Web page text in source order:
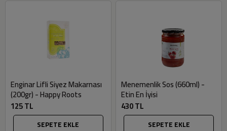
Enginar Lifli Siyez Makarnası
(200gr) - Happy Roots
125 TL
SEPETE EKLE
Menemenlik Sos (660ml) -
Etin En İyisi
430 TL
SEPETE EKLE